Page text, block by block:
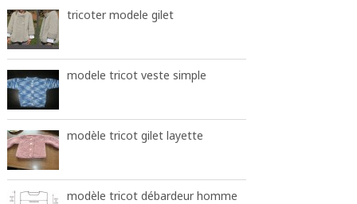
tricoter modele gilet
modele tricot veste simple
modèle tricot gilet layette
modèle tricot débardeur homme